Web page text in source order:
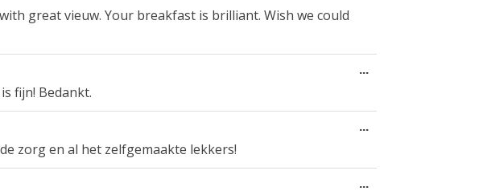
great vieuw. Your breakfast is brilliant. Wish we could
fijn! Bedankt.
...
zorg en al het zelfgemaakte lekkers!
...
...